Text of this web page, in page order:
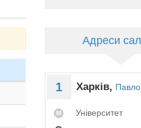
Адреси
1 Харків,
M
Університет